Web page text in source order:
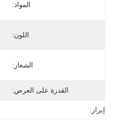
المواد:
اللون:
الشعار:
القدرة على العرض:
إبراز: